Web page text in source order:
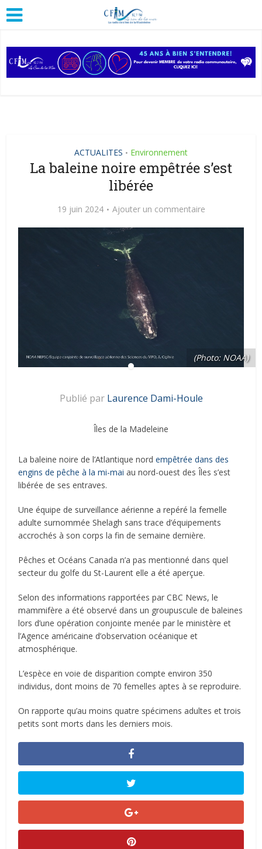
ACTUALITES • Environnement
La baleine noire empêtrée s’est
libérée
19 juin 2024 Ajouter un commentaire
(Photo: NOAA)
Publié par Laurence Dami-Houle
Îles de la Madeleine
La baleine noire de l’Atlantique nordempêtrée dans des
engins de pêche à la mi-mai au nord-ouest des Îles s’est
libérée de ses entraves.
Une équipe de surveillance aérienne a repéré la femelle
adulte surnommée Shelagh sans trace d’équipements
accrochés à son corps la fin de semaine dernière.
Pêches et Océans Canada n’a pas mentionné dans quel
secteur du golfe du St-Laurent elle a été aperçue.
Selon des informations rapportées par CBC News, le
mammifère a été observé dans un groupuscule de baleines
lors d’une opération conjointe menée par le ministère et
l’Agence américaine d’observation océanique et
atmosphérique.
L’espèce en voie de disparition compte environ 350
individus, dont moins de 70 femelles aptes à se reproduire.
On rapporte qu’au moins quatre spécimens adultes et trois
petits sont morts dans les derniers mois.